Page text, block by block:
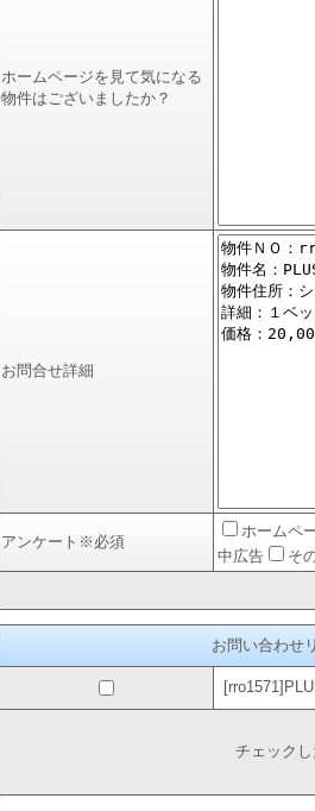
ホームページを見て気になる
物件はございましたか？
お問合せ詳細
アンケート ※必須
ホームペ
中広告
そ
お問い合わせ
チェック